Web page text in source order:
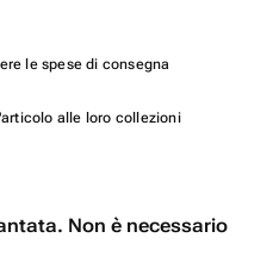
le spese di consegna
alle loro collezioni
Non è necessario